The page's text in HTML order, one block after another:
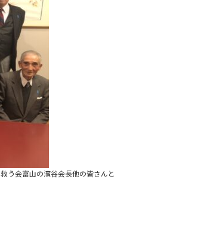
救う会富山の濱谷会長他の皆さんと